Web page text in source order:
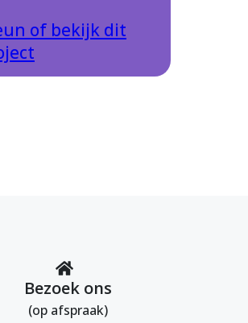
of bekijk dit
Bezoek ons
(op afspraak)